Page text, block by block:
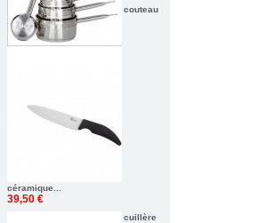
couteau
céramique...
39,50 €
cuillère